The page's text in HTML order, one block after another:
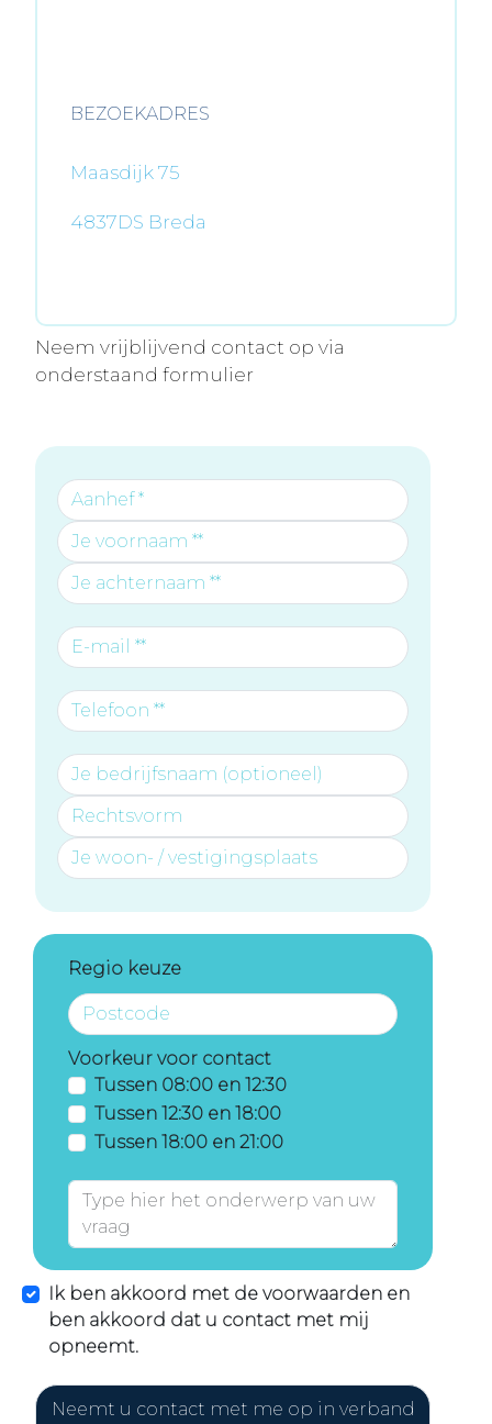
BEZOEKADRES
Maasdijk 75
4837DS Breda
Neem vrijblijvend contact op via
onderstaand formulier
Regio keuze
Voorkeur voor contact
Tussen 08:00 en 12:30
Tussen 12:30 en 18:00
Tussen 18:00 en 21:00
Ik ben akkoord met de voorwaarden en
ben akkoord dat u contact met mij
opneemt.
Neemt u contact met me op in verband